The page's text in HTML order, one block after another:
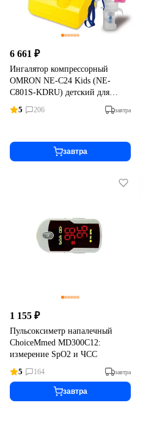
6 661 ₽
Ингалятор компрессорный
OMRON NE-C24 Kids (NE-
C801S-KDRU) детский для
детей и младенцев
5 206 завтра
завтра
1 155 ₽
Пульсоксиметр напалечный
ChoiceMmed MD300C12:
измерение SpO2 и ЧСС
5
164 завтра
завтра